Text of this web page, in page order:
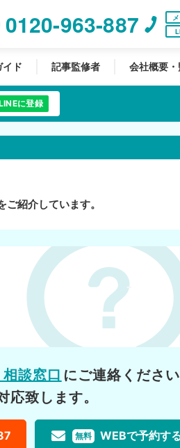
0120-963-887
イド 記事監修者 会社概要
に登録
紹介しています。
相談窓口 にご連絡ください
致します。
無料 WEBで予約す